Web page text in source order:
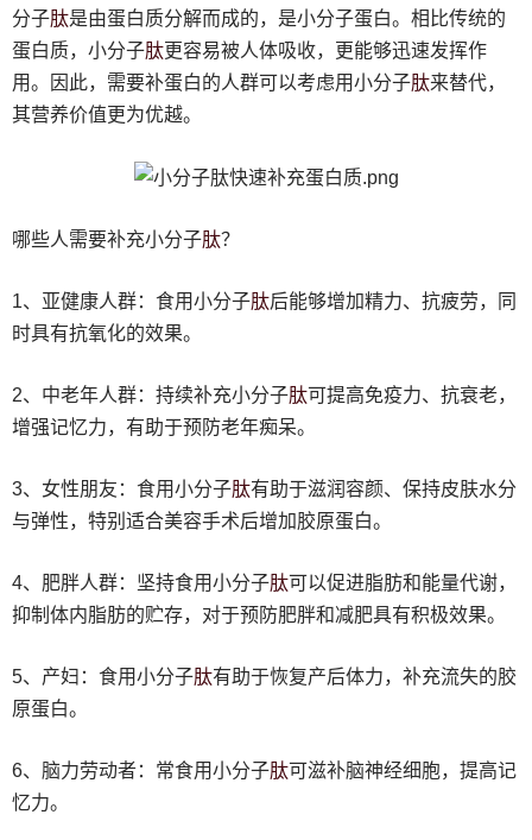
分子肽是由蛋白质分解而成的，是小分子蛋白。相比传统的
蛋白质，小分子肽更容易被人体吸收，更能够迅速发挥作
用。因此，需要补蛋白的人群可以考虑用小分子肽来替代，
其营养价值更为优越。
哪些人需要补充小分子肽？
1、亚健康人群：食用小分子肽后能够增加精力、抗疲劳，同
时具有抗氧化的效果。
2、中老年人群：持续补充小分子肽可提高免疫力、抗衰老，
增强记忆力，有助于预防老年痴呆。
3、女性朋友：食用小分子肽有助于滋润容颜、保持皮肤水分
与弹性，特别适合美容手术后增加胶原蛋白。
4、肥胖人群：坚持食用小分子肽可以促进脂肪和能量代谢，
抑制体内脂肪的贮存，对于预防肥胖和减肥具有积极效果。
5、产妇：食用小分子肽有助于恢复产后体力，补充流失的胶
原蛋白。
6、脑力劳动者：常食用小分子肽可滋补脑神经细胞，提高记
忆力。